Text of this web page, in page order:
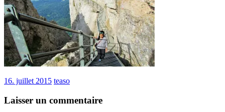
16. juillet 2015 teaso
Laisser un commentaire